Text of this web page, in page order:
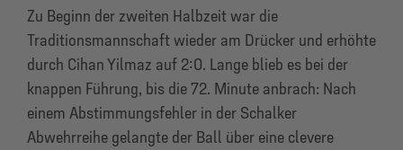
Zu Beginn der zweiten Halbzeit war die
Traditionsmannschaft wieder am Drücker und erhöhte
durch Cihan Yilmaz auf 2:0. Lange blieb es bei der
knappen Führung, bis die 72. Minute anbrach: Nach
einem Abstimmungsfehler in der Schalker
Abwehrreihe gelangte der Ball über eine clevere